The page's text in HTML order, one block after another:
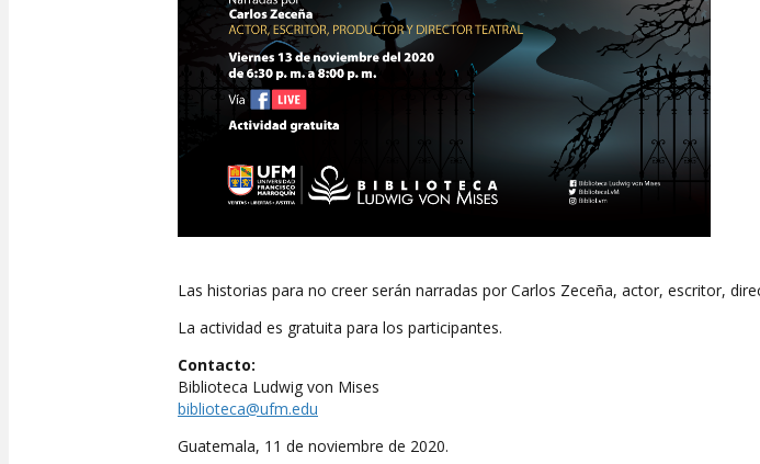
Las historias para no creer serán narradas por Carlos Zeceña, actor, escritor,
La actividad es gratuita para los participantes.
Contacto:
Biblioteca Ludwig von Mises
biblioteca@ufm.edu
Guatemala, 11 de noviembre de 2020.